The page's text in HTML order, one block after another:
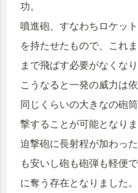
功。
噴進砲、すなわちロケッ
を持たせたもので、これ
まで飛ばす必要がなくなり
こうなると一発の威力は
同じくらいの大きなの砲
撃することが可能となりま
迫撃砲に長射程が加わっ
も安いし砲も砲弾も軽便で
に奪う存在となりました。